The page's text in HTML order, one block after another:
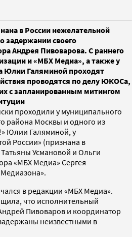
в России нежелательной
задержании своего
Андрея Пивоварова. С раннего
и «МБХ Медиа», а также у
Юлии Галяминой проходят
проводятся по делу ЮКОСа,
с запланированным митингом
проходили у муниципального
района Москвы и одного из
Юлии Галяминой, у
России» (признана в
Усмановой и Ольги
«МБХ Медиа» Сергея
в редакции «МБХ Медиа».
что исполнительный
Пивоваров и координатор
неизвестными в